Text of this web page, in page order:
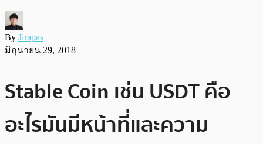
By Jirapas
มิถุนายน 29, 2018
Stable Coin เช่น USDT คือ
อะไรมันมีหน้าที่และความ